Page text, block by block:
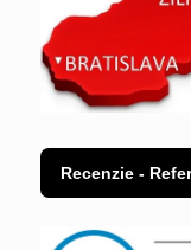
Recenzie -